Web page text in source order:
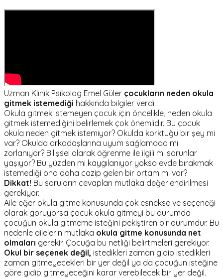
Uzman Klinik Psikolog Emel Güler çocukların neden okula
gitmek istemediği hakkında bilgiler verdi.
Okula gitmek istemeyen çocuk için öncelikle, neden okula
gitmek istemediğini belirlemek çok önemlidir. Bu çocuk
okula neden gitmek istemiyor? Okulda korktuğu bir şey mi
var? Okulda arkadaşlarına uyum sağlamada mı
zorlanıyor? Bilişsel olarak öğrenme ile ilgili mi sorunlar
yaşıyor? Bu yüzden mi kaygılanıyor yoksa evde bırakmak
istemediği ona daha cazip gelen bir ortam mı var?
Dikkat! Bu soruların cevapları mutlaka değerlendirilmesi
gerekiyor.
Aile eğer okula gitme konusunda çok esnekse ve seçeneği
olarak görüyorsa çocuk okula gitmeyi bu durumda
çocuğun okula gitmeme isteğini pekiştiren bir durumdur. Bu
nedenle ailelerin mutlaka okula gitme konusunda net
olmaları gerekir. Çocuğa bu netliği belirtmeleri gerekiyor.
Okul bir seçenek değil, istedikleri zaman gidip istedikleri
zaman gitmeyecekleri bir yer değil ya da çocuğun isteğine
göre gidip gitmeyeceğini karar verebilecek bir yer değil.